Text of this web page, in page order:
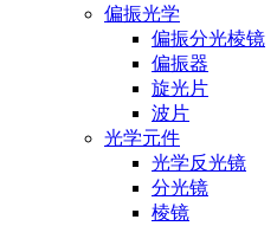
偏振光学
偏振分光棱镜
偏振器
旋光片
波片
光学元件
光学反光镜
分光镜
棱镜